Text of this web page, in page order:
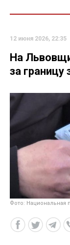
12 июня 2026, 22:35
На
за
Фото: Национальная